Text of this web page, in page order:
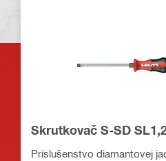
Skrutkovač S-SD
Príslušenstvo diamantovej